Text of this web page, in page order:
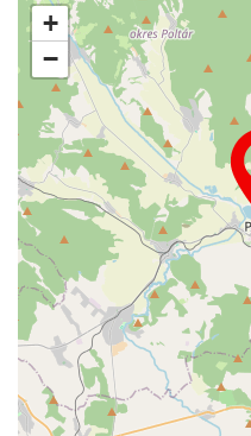
+
−